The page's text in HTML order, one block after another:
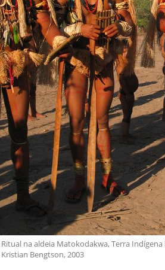
Ritual na aldeia Matokodakwa, Terra Indígena
Kristian Bengtson, 2003